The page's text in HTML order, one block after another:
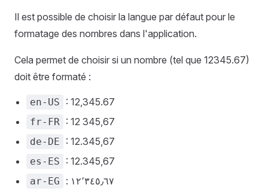
Il est possible de choisir la langue par défaut pour le
formatage des nombres dans l'application.
Cela permet de choisir si un nombre (tel que 12345.67)
doit être formaté :
en-US : 12,345.67
fr-FR : 12 345,67
de-DE : 12.345,67
es-ES : 12.345,67
ar-EG
: ١٢٬٣٤٥٫٦٧